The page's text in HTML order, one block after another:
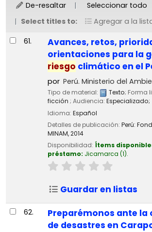
De-resaltar Seleccionar todo
Select titles to:
Agregar a la
Resultados
61.
Avances, retos,
orientaciones para la
riesgo climático en el
por Perú. Ministerio del
Tipo de material: Texto; Forma
ficción ; Audiencia: Especializado;
Idioma: Español
Detalles de publicación: Perú:
MINAM,2014
Disponibilidad: Ítems
préstamo: Jicamarca (1).
Guardar en listas
62.
Preparémonos ante la
de desastres en